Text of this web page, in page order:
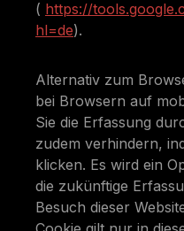
( https://
hl=de).
Alternativ zum
bei Browsern auf
Sie die Erfassung
zudem verhindern,
klicken. Es wird ein
die zukünftige
Besuch dieser